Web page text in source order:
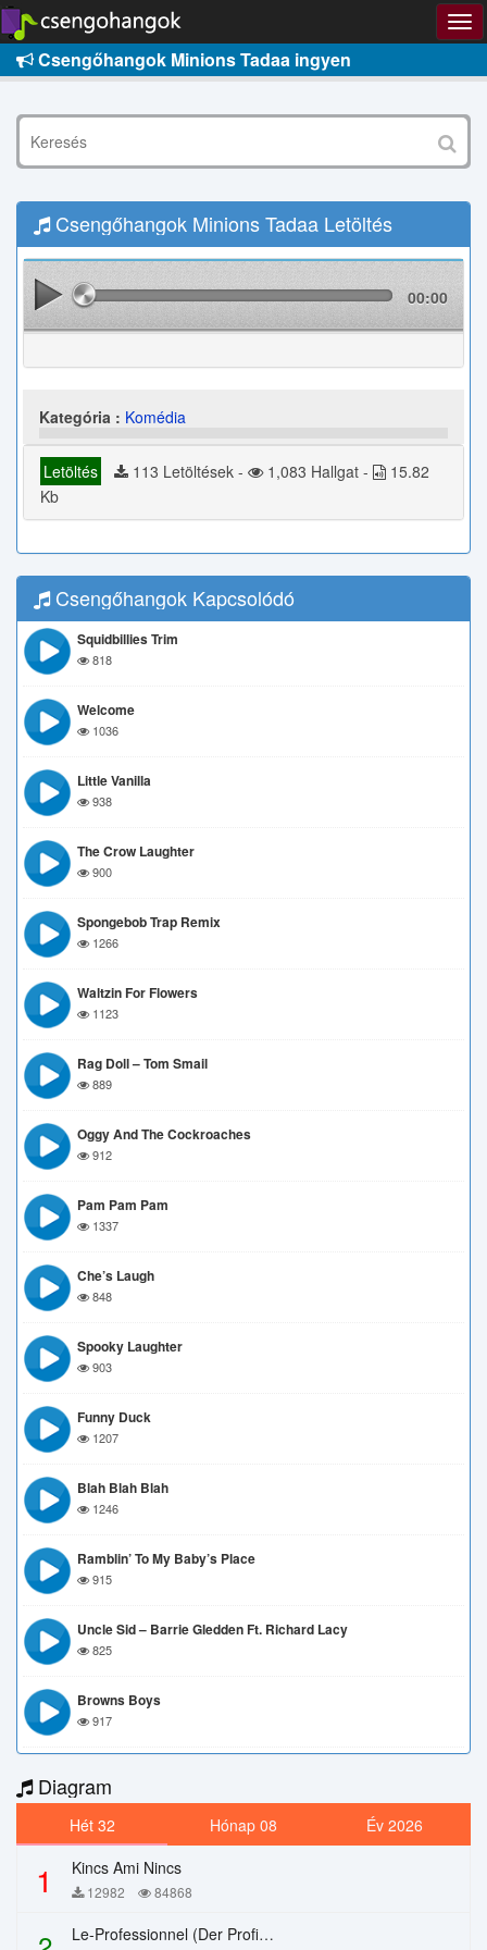
Csengőhangok Minions Tadaa ingyen
Csengőhangok Minions Tadaa Letöltés
00:00
Kategória : Komédia
Letöltés 113 Letöltések - 1,083 Hallgat -
15.82
Kb
Csengőhangok Kapcsolódó
Squidbillies Trim
818
Welcome
1036
Little Vanilla
938
The Crow Laughter
900
Spongebob Trap Remix
1266
Waltzin For Flowers
1123
Rag Doll – Tom Smail
889
Oggy And The Cockroaches
912
Pam Pam Pam
1337
Che’s Laugh
848
Spooky Laughter
903
Funny Duck
1207
Blah Blah Blah
1246
Ramblin’ To My Baby’s Place
915
Uncle Sid – Barrie Gledden Ft. Richard Lacy
825
Browns Boys
917
Diagram
Hét 32 Hónap 08 Év 2026
1 Kincs Ami Nincs
12982 84868
Le-Professionnel (Der Profi) – Chi Mai